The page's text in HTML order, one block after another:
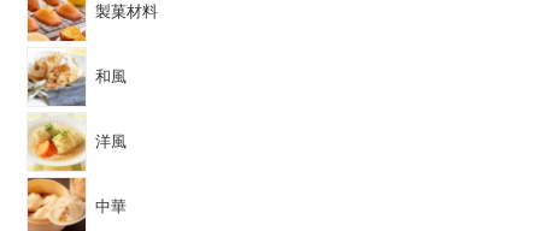
製菓材料
和風
洋風
中華